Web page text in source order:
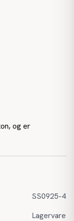
og er
SS0925-4
Lagervare